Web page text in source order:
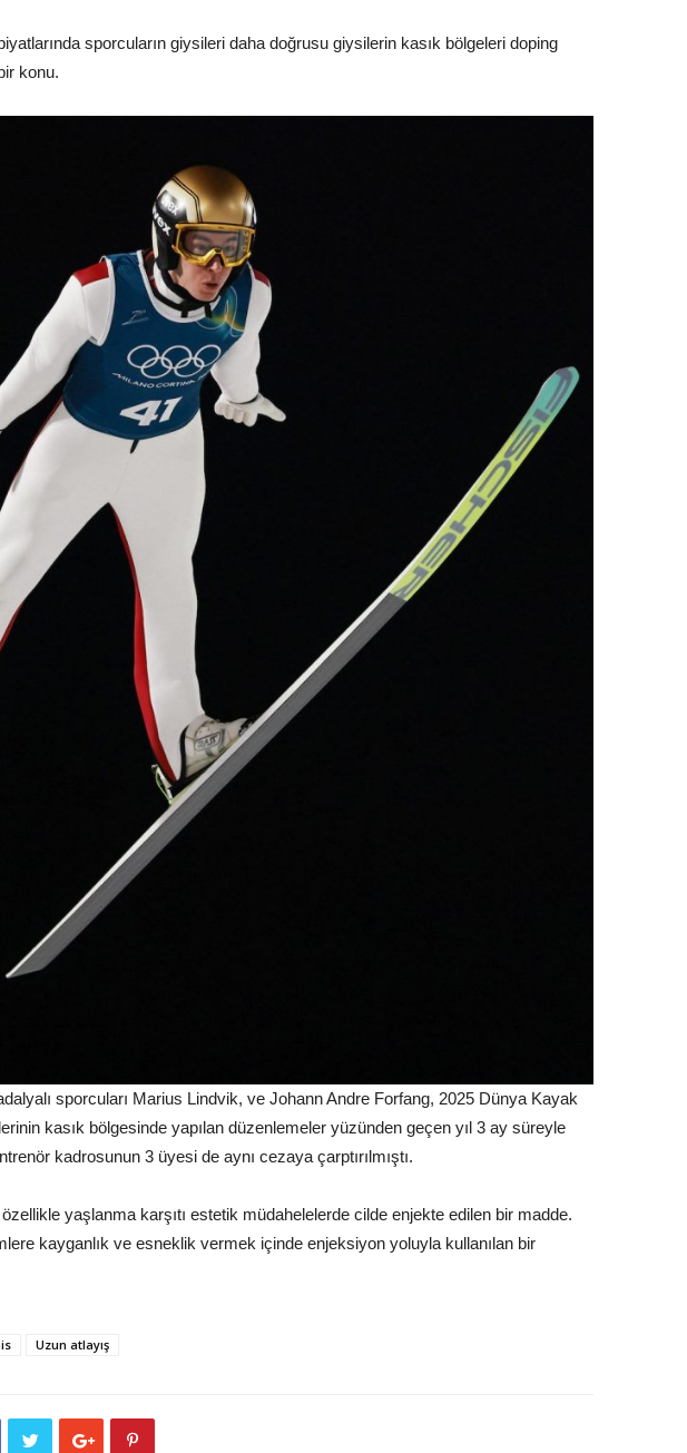
sporcuların giysileri daha doğrusu giysilerin kasık bölgeleri doping
konu.
sporcuları Marius Lindvik, ve Johann Andre Forfang, 2025 Dünya Kayak
kasık bölgesinde yapılan düzenlemeler yüzünden geçen yıl 3 ay süreyle
kadrosunun 3 üyesi de aynı cezaya çarptırılmıştı.
yaşlanma karşıtı estetik müdahelelerde cilde enjekte edilen bir madde.
kayganlık ve esneklik vermek içinde enjeksiyon yoluyla kullanılan bir
Uzun atlayış